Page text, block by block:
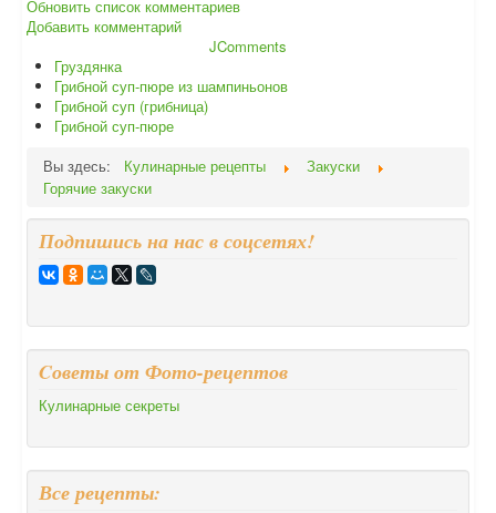
Обновить список комментариев
Добавить комментарий
JComments
Груздянка
Грибной суп-пюре из шампиньонов
Грибной суп (грибница)
Грибной суп-пюре
Вы здесь:
Кулинарные рецепты
Закуски
Горячие закуски
Подпишись на нас в соцсетях!
Cоветы от Фото-рецептов
Кулинарные секреты
Все рецепты: